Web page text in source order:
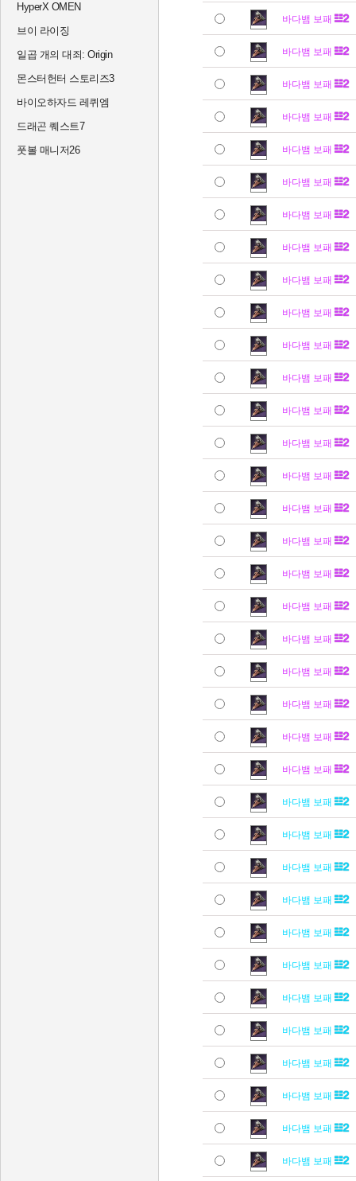
HyperX OMEN
브이 라이징
일곱 개의 대죄: Origin
몬스터헌터 스토리즈3
바이오하자드 레퀴엠
드래곤 퀘스트7
풋볼 매니저26
바다뱀 보패
바다뱀 보패
바다뱀 보패
바다뱀 보패
바다뱀 보패
바다뱀 보패
바다뱀 보패
바다뱀 보패
바다뱀 보패
바다뱀 보패
바다뱀 보패
바다뱀 보패
바다뱀 보패
바다뱀 보패
바다뱀 보패
바다뱀 보패
바다뱀 보패
바다뱀 보패
바다뱀 보패
바다뱀 보패
바다뱀 보패
바다뱀 보패
바다뱀 보패
바다뱀 보패
바다뱀 보패
바다뱀 보패
바다뱀 보패
바다뱀 보패
바다뱀 보패
바다뱀 보패
바다뱀 보패
바다뱀 보패
바다뱀 보패
바다뱀 보패
바다뱀 보패
바다뱀 보패